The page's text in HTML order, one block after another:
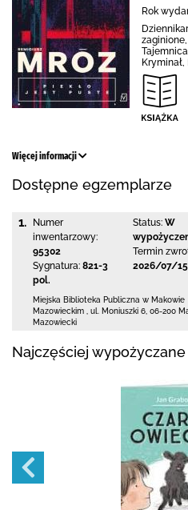
Rok
Więcej informacji
Dostępne egzemplarze
1.
Numer
inwentarzowy:
95302
Sygnatura: 821-3
pol.
Status: W
Termin
2026/07/15
Miejska Biblioteka Publiczna w Makowie
Mazowieckim
ul. Moniuszki 6 06-200
Mazowiecki
Najczęściej wypożyczane